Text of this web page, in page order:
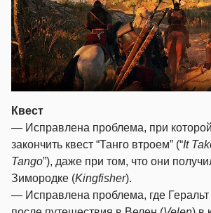
Квест
— Исправлена проблема, при
закончить квест “Танго втроем” (“It
Tango”), даже при том, что они
Зимородке (Kingfisher).
— Исправлена проблема, где Геральт